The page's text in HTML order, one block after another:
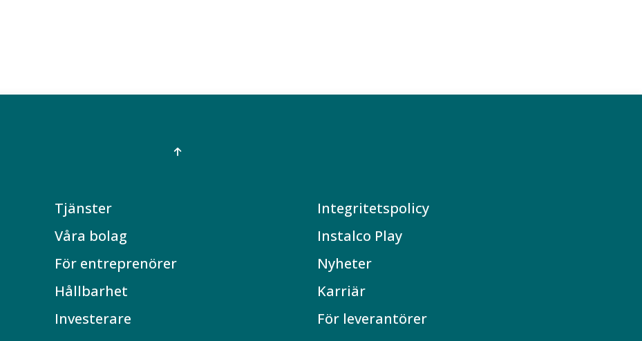
Tjänster
Våra bolag
För entreprenörer
Hållbarhet
Investerare
Integritetspolicy
Instalco Play
Nyheter
Karriär
För leverantörer